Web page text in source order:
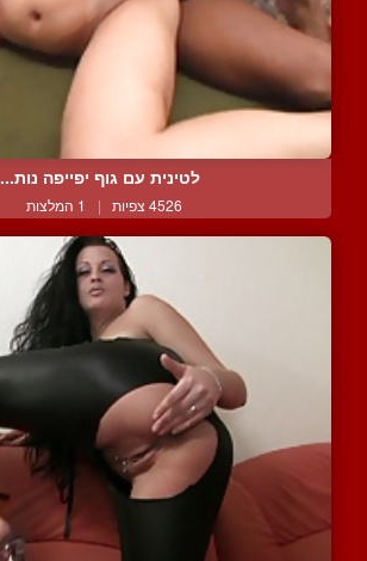
לטינית עם גוף יפייפה נות...
4526 צפיות | 1 המלצות